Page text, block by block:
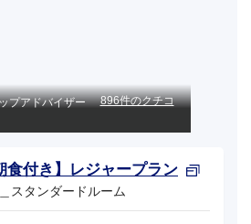
896件のクチコ
食付き】レジャープラン
タンダードルーム